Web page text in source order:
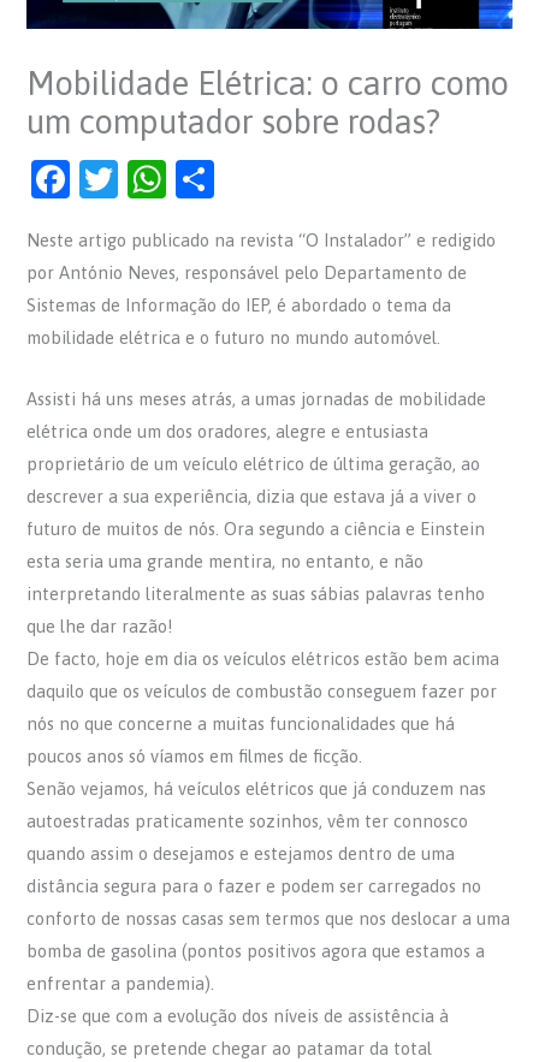
Mobilidade Elétrica: o carro como
um computador sobre rodas?
F
c
e
b
o
k
T
itt
er
W
at
s
A
p
ar
e
Neste artigo publicado na revista “O Instalador” e redigido
por António Neves, responsável pelo Departamento de
Sistemas de Informação do IEP, é abordado o tema da
mobilidade elétrica e o futuro no mundo automóvel.
Assisti há uns meses atrás, a umas jornadas de mobilidade
elétrica onde um dos oradores, alegre e entusiasta
proprietário de um veículo elétrico de última geração, ao
descrever a sua experiência, dizia que estava já a viver o
futuro de muitos de nós. Ora segundo a ciência e Einstein
esta seria uma grande mentira, no entanto, e não
interpretando literalmente as suas sábias palavras tenho
que lhe dar razão!
De facto, hoje em dia os veículos elétricos estão bem acima
daquilo que os veículos de combustão conseguem fazer por
nós no que concerne a muitas funcionalidades que há
poucos anos só víamos em filmes de ficção.
Senão vejamos, há veículos elétricos que já conduzem nas
autoestradas praticamente sozinhos, vêm ter connosco
quando assim o desejamos e estejamos dentro de uma
distância segura para o fazer e podem ser carregados no
conforto de nossas casas sem termos que nos deslocar a uma
bomba de gasolina (pontos positivos agora que estamos a
enfrentar a pandemia).
Diz-se que com a evolução dos níveis de assistência à
condução, se pretende chegar ao patamar da total